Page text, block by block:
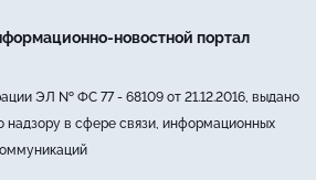
новостной портал
ЭЛ № ФС 77 - 68109 от 21.12.2016, выдано
в сфере связи, информационных